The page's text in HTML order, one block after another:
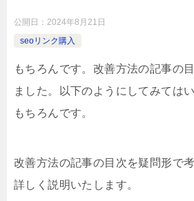
公開日： 2024年8月21日
seoリンク購入
もちろんです。改善方法の記事の
ました。以下のようにしてみては
もちろんです。
改善方法の記事の目次を疑問形で
詳しく説明いたします。